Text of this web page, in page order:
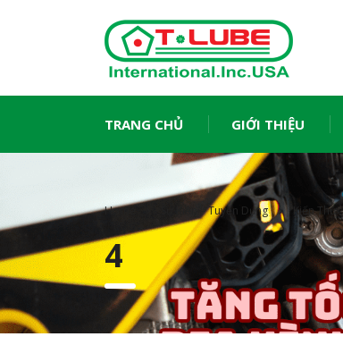
TRANG CHỦ GIỚI THIỆU
Home Sự Kiện – Tuyển Dụng Kiến Thức
4